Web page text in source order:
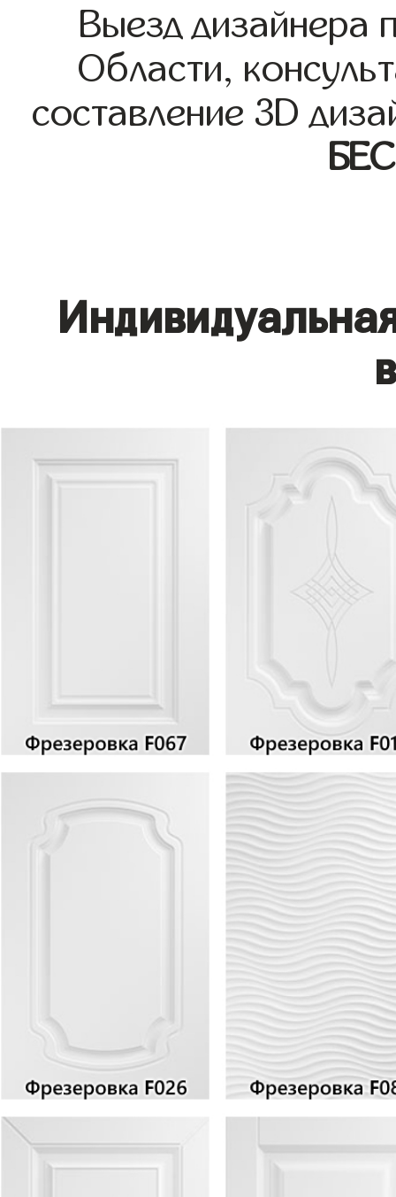
Выезд дизайнера
Области,
составление 3D